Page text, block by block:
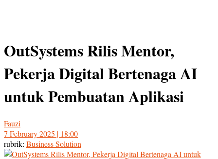
OutSystems Rilis Mentor,
Pekerja Digital Bertenaga AI
untuk Pembuatan Aplikasi
Fauzi
7 February 2025 | 18:00
rubrik: Business Solution